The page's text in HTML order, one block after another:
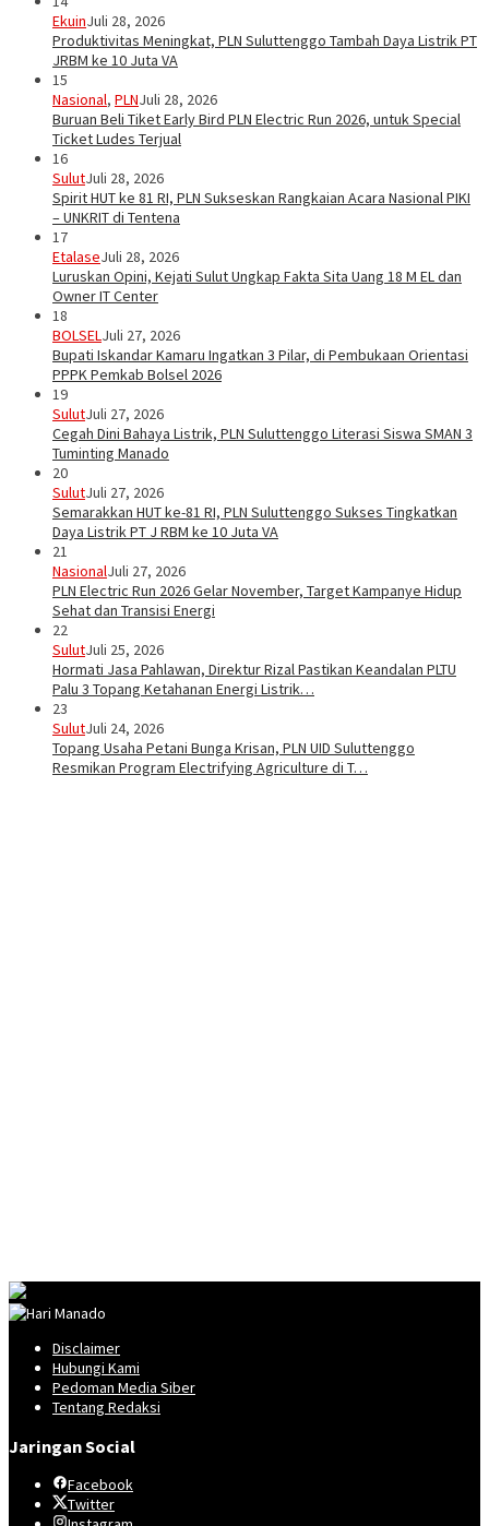
EkuinJuli 28, 2026
Produktivitas Meningkat, PLN Suluttenggo Tambah Daya Listrik PT
JRBM ke 10 Juta VA
15
Nasional, PLNJuli 28, 2026
Buruan Beli Tiket Early Bird PLN Electric Run 2026, untuk Special
Ticket Ludes Terjual
16
SulutJuli 28, 2026
Spirit HUT ke 81 RI, PLN Sukseskan Rangkaian Acara Nasional PIKI
– UNKRIT di Tentena
17
EtalaseJuli 28, 2026
Luruskan Opini, Kejati Sulut Ungkap Fakta Sita Uang 18 M EL dan
Owner IT Center
18
BOLSELJuli 27, 2026
Bupati Iskandar Kamaru Ingatkan 3 Pilar, di Pembukaan Orientasi
PPPK Pemkab Bolsel 2026
19
SulutJuli 27, 2026
Cegah Dini Bahaya Listrik, PLN Suluttenggo Literasi Siswa SMAN 3
Tuminting Manado
20
SulutJuli 27, 2026
Semarakkan HUT ke-81 RI, PLN Suluttenggo Sukses Tingkatkan
Daya Listrik PT J RBM ke 10 Juta VA
21
NasionalJuli 27, 2026
PLN Electric Run 2026 Gelar November, Target Kampanye Hidup
Sehat dan Transisi Energi
22
SulutJuli 25, 2026
Hormati Jasa Pahlawan, Direktur Rizal Pastikan Keandalan PLTU
Palu 3 Topang Ketahanan Energi Listrik…
23
SulutJuli 24, 2026
Topang Usaha Petani Bunga Krisan, PLN UID Suluttenggo
Resmikan Program Electrifying Agriculture di T…
Disclaimer
Hubungi Kami
Pedoman Media Siber
Tentang Redaksi
Jaringan Social
Facebook
Twitter